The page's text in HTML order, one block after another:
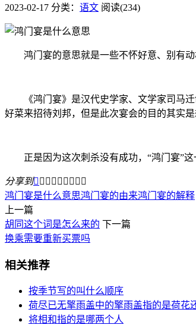
2023-02-17 分类： 语文 阅读(234)
鸿门宴的意思就是一些不怀好意、别有动
《鸿门宴》是汉代史学家、文学家司马迁
好菜来招待刘邦，但是此次宴会的目的其实
正是因为这次刺杀没有成功，“鸿门宴”这
分享到        
鸿门宴是什么意思鸿门宴的由来鸿门宴的解释
上一篇
胡同这个词是怎么来的 下一篇
换乘需要重新买票吗
相关推荐
按季节写的叫什么顺序
荷尽已无擎雨盖中的擎雨盖指的是荷花
将相和指的是哪两个人